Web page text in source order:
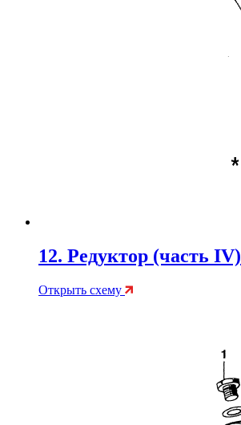
12. Редуктор (часть IV)
Открыть схему